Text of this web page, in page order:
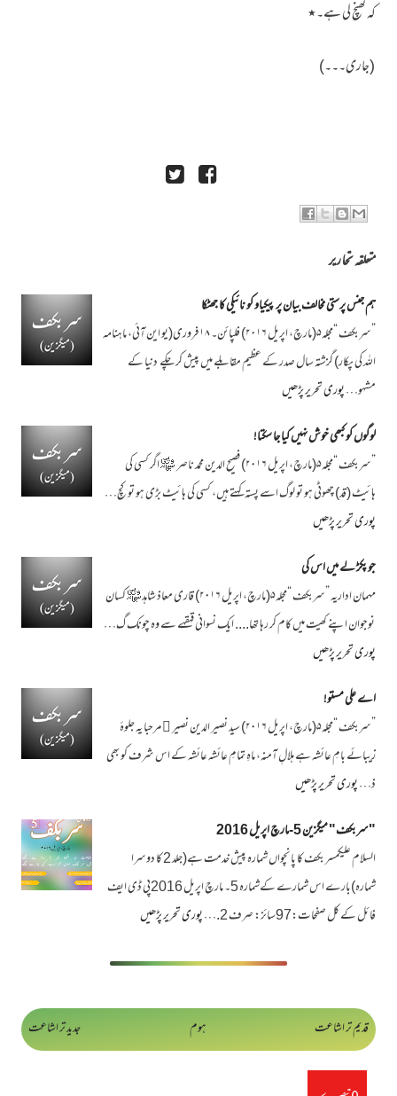
کہ کھنچ لی ہے۔٭
(جاری۔۔۔)
متعلقہ تحاریر
ہم جنس پرستی مخالف بیان پر پیکیاو کو نائیکی کا جھٹکا
”سربکف “مجلہ۵(مارچ، اپریل ۲۰۱۶) فلپائن۔ ۱۸ فروری(یو این آئی، ماہنامہ
اللہ کی پکار) گزشتہ سال صدر کے عظیم مقابلے میں پیش کر چکے دنیا کے
مشہو…پوری تحریر پڑھیں
لوگوں کو کبھی خوش نہیں کیا جا سکتا!
”سربکف “مجلہ۵(مارچ، اپریل ۲۰۱۶) فصیح الدین محمد ناصر ﷾ اگر کسی کی
ہائیٹ (قد) چھوٹی ہو تو لوگ اسے پستہ کہتے ہیں، کسی کی ہائیٹ بڑی ہو تو کچ…
پوری تحریر پڑھیں
جو پکڑ لے میں اس کی
مہمان اداریہ ”سربکف “مجلہ۵(مارچ، اپریل ۲۰۱۶) قاری معاذ شاہد ﷾ کسان
نوجوان اپنے کھیت میں کام کر رہا تھا.... ایک نسوانی قہقہے سے وہ چونک گ…
پوری تحریر پڑھیں
اے علی مستو!
”سربکف “مجلہ۵(مارچ، اپریل ۲۰۱۶) سید نصیر الدین نصیر ﷫ مرحبا یہ جلوۂ
زیبائے بامِ عائشہ ہے ہلالِ آمنہ، ماہِ تمامِ عائشہ عائشہ کے اس شرف کو بھی
ذ…پوری تحریر پڑھیں
"سربکف" میگزین 5-مارچ اپریل 2016
السلام علیکمسر بکف کا پانچواں شمارہ پیش خدمت ہے(جلد 2 کا دوسرا
شمارہ)بارے اس شمارے کےشمارہ 5۔ مارچ اپریل 2016پی ڈی ایف
فائل کے کل صفحات:97سائز: صرف 2.…
پوری تحریر پڑھیں
جدید تر اشاعت قدیم تر اشاعت ہوم